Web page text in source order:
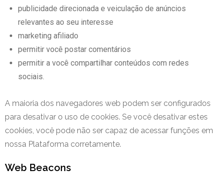
publicidade direcionada e veiculação de anúncios
relevantes ao seu interesse
marketing afiliado
permitir você postar comentários
permitir a você compartilhar conteúdos com redes
sociais.
A maioria dos navegadores web podem ser configurados
para desativar o uso de cookies. Se você desativar estes
cookies, você pode não ser capaz de acessar funções em
nossa Plataforma corretamente.
Web Beacons